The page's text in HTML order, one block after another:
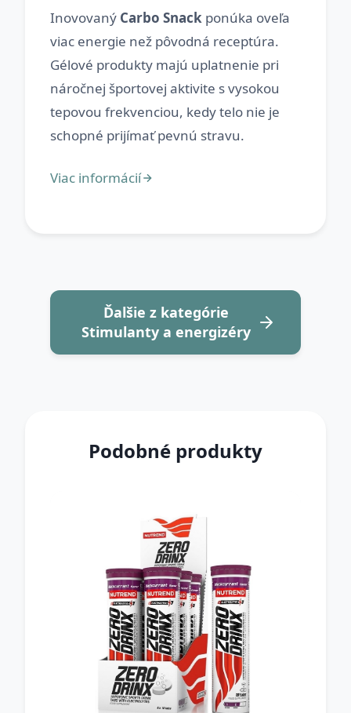
Inovovaný Carbo Snack ponúka oveľa
viac energie než pôvodná receptúra.
Gélové produkty majú uplatnenie pri
náročnej športovej aktivite s vysokou
tepovou frekvenciou, kedy telo nie je
Ďalšie z kategórie
Stimulanty a energizéry
Podobné produkty